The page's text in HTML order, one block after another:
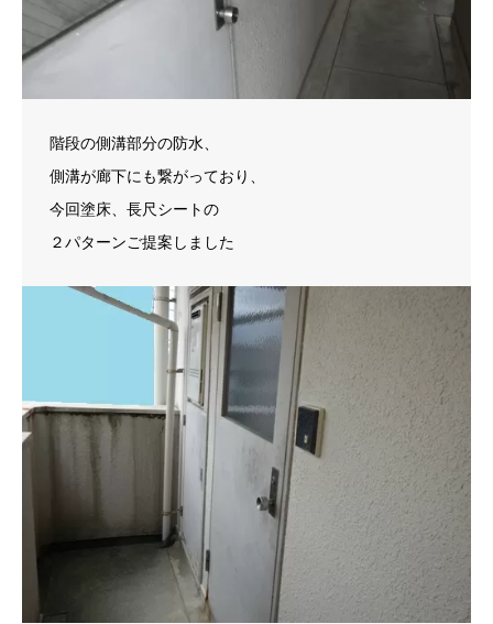
階段の側溝部分の防水、
側溝が廊下にも繋がっており、
今回塗床、長尺シートの
２パターンご提案しました